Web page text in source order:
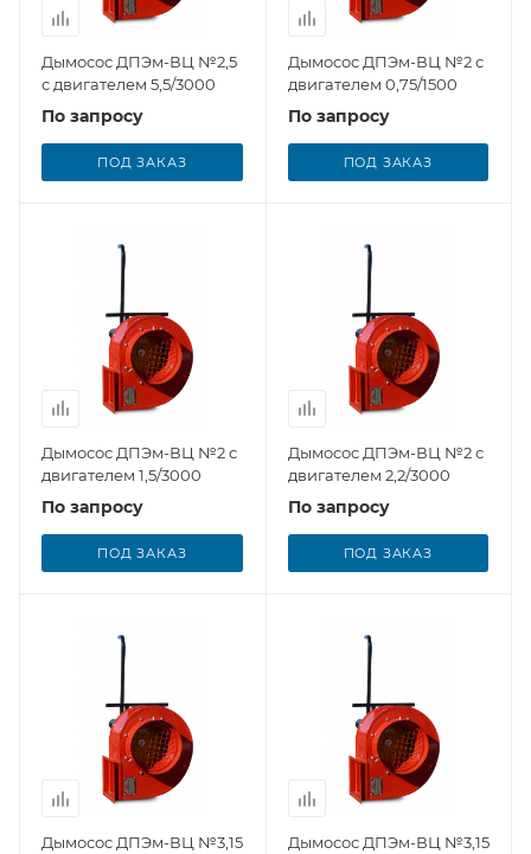
Дымосос ДПЭм-ВЦ №2,5
с двигателем 5,5/3000
По запросу
ПОД ЗАКАЗ
Дымосос ДПЭм-ВЦ №2 с
двигателем 0,75/1500
По запросу
ПОД ЗАКАЗ
Дымосос ДПЭм-ВЦ №2 с
двигателем 1,5/3000
По запросу
ПОД ЗАКАЗ
Дымосос ДПЭм-ВЦ №2 с
двигателем 2,2/3000
По запросу
ПОД ЗАКАЗ
Дымосос ДПЭм-ВЦ №3,15
Дымосос ДПЭм-ВЦ №3,15